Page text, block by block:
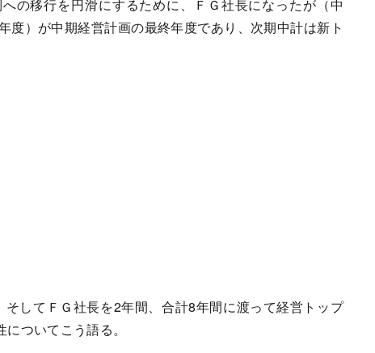
の移行を円滑にするために、ＦＧ社長になったが（中
度）が中期経営計画の最終年度であり、次期中計は新ト
してＦＧ社長を2年間、合計8年間に渡って経営トップ
ついてこう語る。